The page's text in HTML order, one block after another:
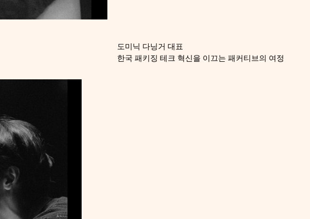
도미닉 다닝거 대표
한국 패키징 테크 혁신을 이끄는 패커티브의 여정